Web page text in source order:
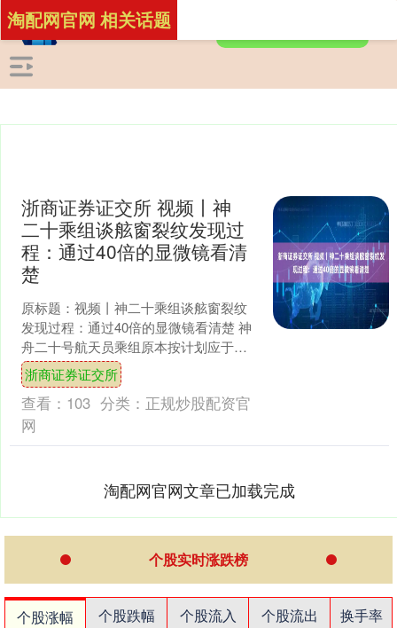
淘配网官网 相关话题
浙商证券证交所 视频丨神
二十乘组谈舷窗裂纹发现过
程：通过40倍的显微镜看清
楚
原标题：视频丨神二十乘组谈舷窗裂纹
发现过程：通过40倍的显微镜看清楚 神
舟二十号航天员乘组原本按计划应于
2025年11月5日返回地球。然而，就在启
程前一天对返回....
浙商证券证交所
查看： 103 分类： 正规炒股配资官
网
淘配网官网文章已加载完成
个股实时涨跌榜
个股涨幅 个股跌幅 个股流入 个股流出
换手率